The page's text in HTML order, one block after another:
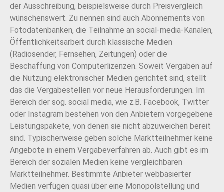
der Ausschreibung, beispielsweise durch Preisvergleich
wünschenswert. Zu nennen sind auch Abonnements von
Fotodatenbanken, die Teilnahme an social-media-Kanälen,
Öffentlichkeitsarbeit durch klassische Medien
(Radiosender, Fernsehen, Zeitungen) oder die
Beschaffung von Computerlizenzen. Soweit Vergaben auf
die Nutzung elektronischer Medien gerichtet sind, stellt
das die Vergabestellen vor neue Herausforderungen. Im
Bereich der sog. social media, wie z.B. Facebook, Twitter
oder Instagram bestehen von den Anbietern vorgegebene
Leistungspakete, von denen sie nicht abzuweichen bereit
sind. Typischerweise geben solche Marktteilnehmer keine
Angebote in einem Vergabeverfahren ab. Auch gibt es im
Bereich der sozialen Medien keine vergleichbaren
Marktteilnehmer. Bestimmte Anbieter webbasierter
Medien verfügen quasi über eine Monopolstellung und